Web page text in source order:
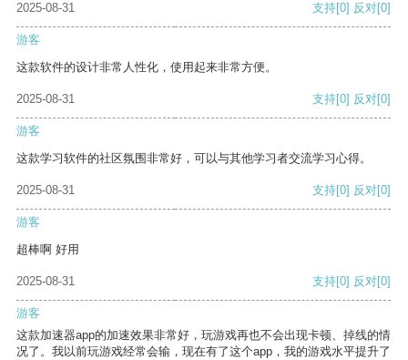
2025-08-31
支持[0] 反对[0]
游客
这款软件的设计非常人性化，使用起来非常方便。
2025-08-31 支持[0] 反对[0]
游客
这款学习软件的社区氛围非常好，可以与其他学习者交流学习心得。
2025-08-31 支持[0] 反对[0]
游客
超棒啊 好用
2025-08-31 支持[0] 反对[0]
游客
这款加速器app的加速效果非常好，玩游戏再也不会出现卡顿、掉线的情
况了。我以前玩游戏经常会输，现在有了这个app，我的游戏水平提升了